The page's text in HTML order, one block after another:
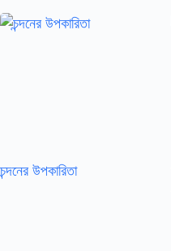
চন্দনের উপকারিতা